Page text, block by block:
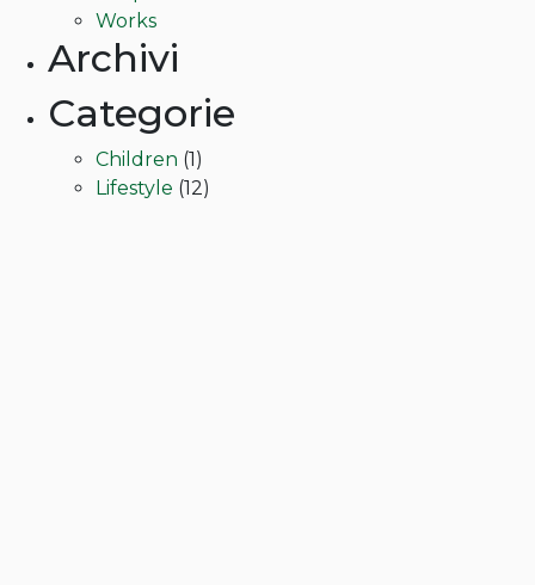
Works
Archivi
Categorie
Children (1)
Lifestyle (12)